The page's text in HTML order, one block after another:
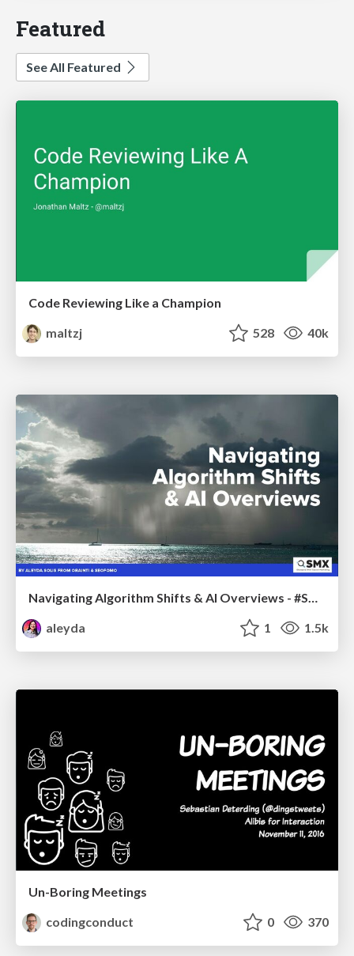
Featured
See All Featured
Code Reviewing Like a Champion
maltzj
528 40k
Navigating Algorithm Shifts & AI Overviews - #SMXNext
aleyda
1 1.5k
Un-Boring Meetings
codingconduct
0 370